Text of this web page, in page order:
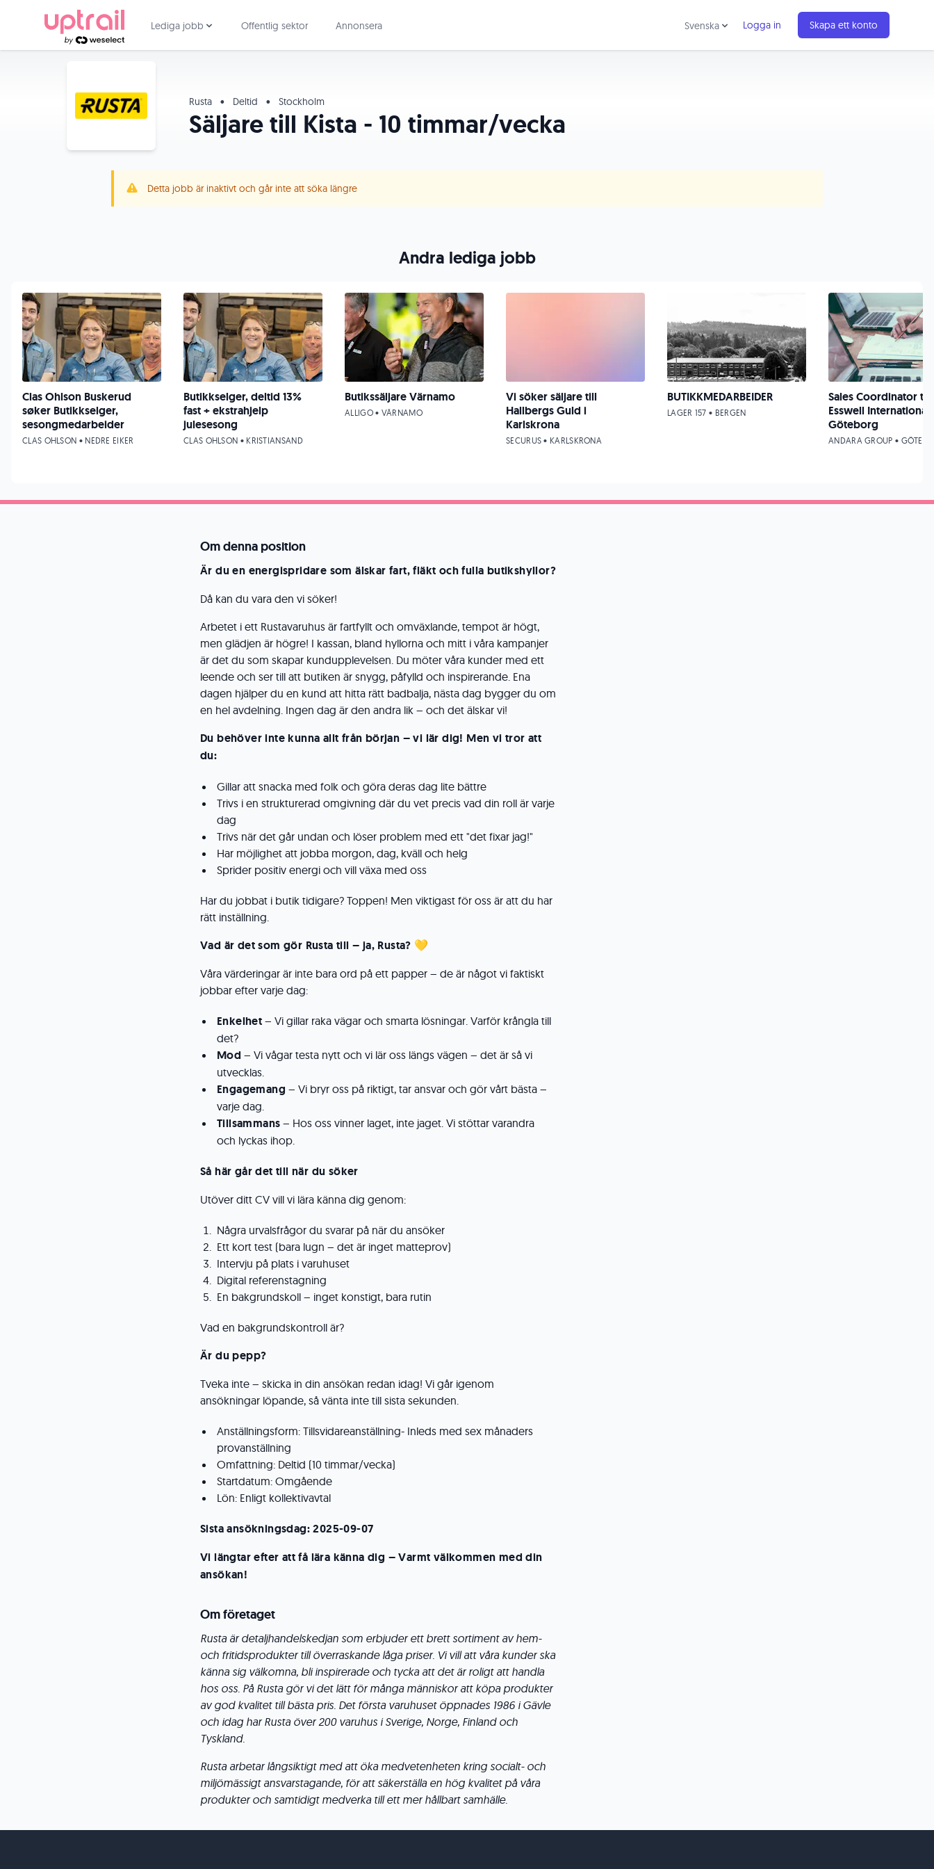
Lediga jobb Offentlig sektor Annonsera Svenska Logga in Skapa ett konto
Rusta • Deltid • Stockholm
Säljare till Kista - 10 timmar/vecka
Detta jobb är inaktivt och går inte att söka längre
Om denna position
Är du en energispridare som älskar fart, fläkt och fulla butikshyllor?
Då kan du vara den vi söker!
Arbetet i ett Rustavaruhus är fartfyllt och omväxlande, tempot är högt,
men glädjen är högre! I kassan, bland hyllorna och mitt i våra kampanjer
är det du som skapar kundupplevelsen. Du möter våra kunder med ett
leende och ser till att butiken är snygg, påfylld och inspirerande. Ena
dagen hjälper du en kund att hitta rätt badbalja, nästa dag bygger du om
en hel avdelning. Ingen dag är den andra lik – och det älskar vi!
Du behöver inte kunna allt från början – vi lär dig! Men vi tror att
du:
Gillar att snacka med folk och göra deras dag lite bättre
Trivs i en strukturerad omgivning där du vet precis vad din roll är varje
dag
Trivs när det går undan och löser problem med ett "det fixar jag!"
Har möjlighet att jobba morgon, dag, kväll och helg
Sprider positiv energi och vill växa med oss
Har du jobbat i butik tidigare? Toppen! Men viktigast för oss är att du har
rätt inställning.
Vad är det som gör Rusta till – ja, Rusta? 💛
Våra värderingar är inte bara ord på ett papper – de är något vi faktiskt
jobbar efter varje dag:
Enkelhet – Vi gillar raka vägar och smarta lösningar. Varför krångla till
det?
Mod – Vi vågar testa nytt och vi lär oss längs vägen – det är så vi
utvecklas.
Engagemang – Vi bryr oss på riktigt, tar ansvar och gör vårt bästa –
varje dag.
Tillsammans – Hos oss vinner laget, inte jaget. Vi stöttar varandra
och lyckas ihop.
Så här går det till när du söker
Utöver ditt CV vill vi lära känna dig genom:
Några urvalsfrågor du svarar på när du ansöker
Ett kort test (bara lugn – det är inget matteprov)
Intervju på plats i varuhuset
Digital referenstagning
En bakgrundskoll – inget konstigt, bara rutin
Vad en bakgrundskontroll är?
Är du pepp?
Tveka inte – skicka in din ansökan redan idag! Vi går igenom
ansökningar löpande, så vänta inte till sista sekunden.
Anställningsform: Tillsvidareanställning- Inleds med sex månaders
provanställning
Omfattning: Deltid (10 timmar/vecka)
Startdatum: Omgående
Lön: Enligt kollektivavtal
Sista ansökningsdag: 2025-09-07
Vi längtar efter att få lära känna dig – Varmt välkommen med din
ansökan!
Om företaget
Rusta är detaljhandelskedjan som erbjuder ett brett sortiment av hem-
och fritidsprodukter till överraskande låga priser. Vi vill att våra kunder ska
känna sig välkomna, bli inspirerade och tycka att det är roligt att handla
hos oss. På Rusta gör vi det lätt för många människor att köpa produkter
av god kvalitet till bästa pris. Det första varuhuset öppnades 1986 i Gävle
och idag har Rusta över 200 varuhus i Sverige, Norge, Finland och
Tyskland.
Rusta arbetar långsiktigt med att öka medvetenheten kring socialt- och
miljömässigt ansvarstagande, för att säkerställa en hög kvalitet på våra
produkter och samtidigt medverka till ett mer hållbart samhälle.
Andra lediga jobb
Clas Ohlson Buskerud
søker Butikkselger,
sesongmedarbeider
CLAS OHLSON • NEDRE EIKER
Butikkselger, deltid 13%
fast + ekstrahjelp
julesesong
CLAS OHLSON • KRISTIANSAND
Butikssäljare Värnamo
ALLIGO • VÄRNAMO
Vi söker säljare till
Hallbergs Guld i
Karlskrona
SECURUS • KARLSKRONA
BUTIKKMEDARBEIDER
LAGER 157 • BERGEN
Sales Coordinator till
Esswell International
Göteborg
ANDARA GROUP •